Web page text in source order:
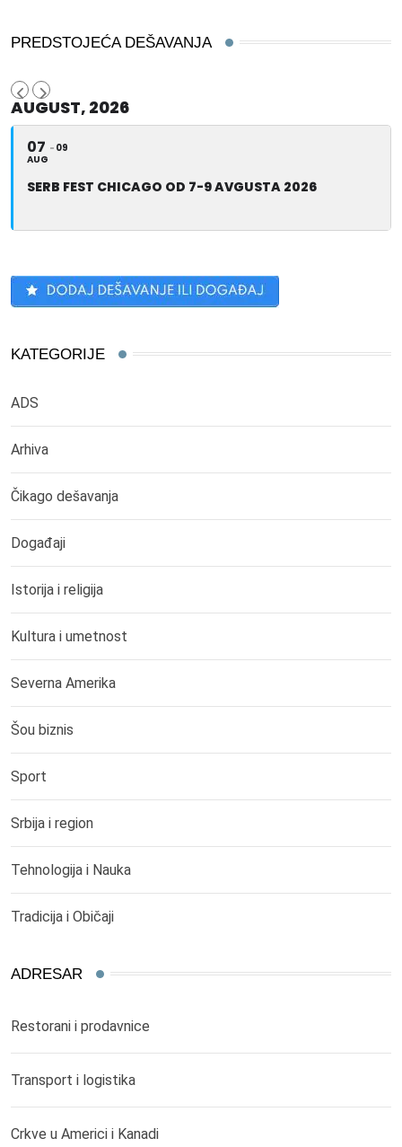
PREDSTOJEĆA DEŠAVANJA
AUGUST, 2026
07
AUG
09
SERB FEST CHICAGO OD 7-9 AVGUSTA 2026
KATEGORIJE
ADS
Arhiva
Čikago dešavanja
Događaji
Istorija i religija
Kultura i umetnost
Severna Amerika
Šou biznis
Sport
Srbija i region
Tehnologija i Nauka
Tradicija i Običaji
ADRESAR
Restorani i prodavnice
Transport i logistika
Crkve u Americi i Kanadi